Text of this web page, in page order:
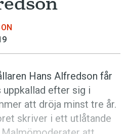
Hans Alfredson får
uppkallad efter sig i
att dröja minst tre år.
skriver i ett utlåtande